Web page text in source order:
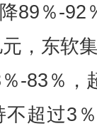
％-92
东软集
83％，
超过3％